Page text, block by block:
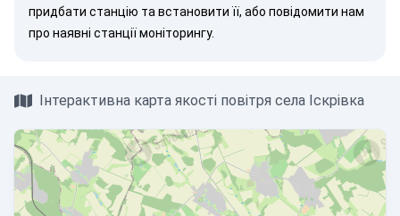
придбати станцію та встановити її, або повідомити нам
про наявні станції моніторингу.
Інтерактивна карта якості повітря села Іскрівка